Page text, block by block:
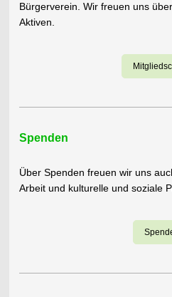
Bürgerverein. Wir freuen uns
Aktiven.
Spenden
Über Spenden freuen wir uns
Arbeit und kulturelle und soziale